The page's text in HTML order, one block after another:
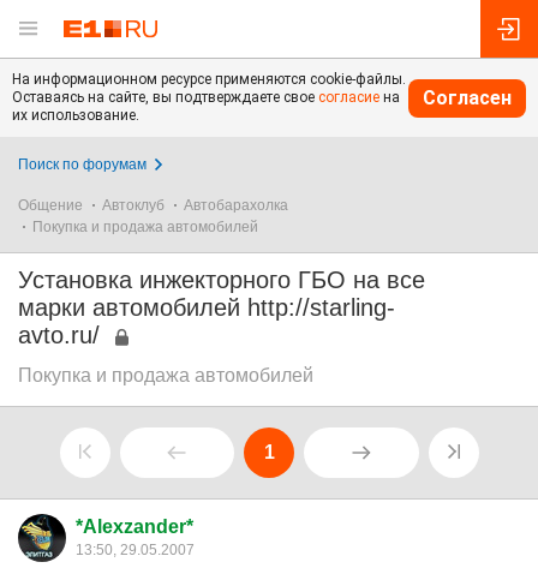
На информационном ресурсе применяются cookie-файлы.
Оставаясь на сайте, вы подтверждаете свое согласие на
их использование.
Согласен
Поиск по форумам
Общение Автоклуб
Автобарахолка
Покупка и продажа автомобилей
Установка инжекторного ГБО на все
марки автомобилей http://starling-
avto.ru/
Покупка и продажа автомобилей
1
*Alexzander*
13:50, 29.05.2007